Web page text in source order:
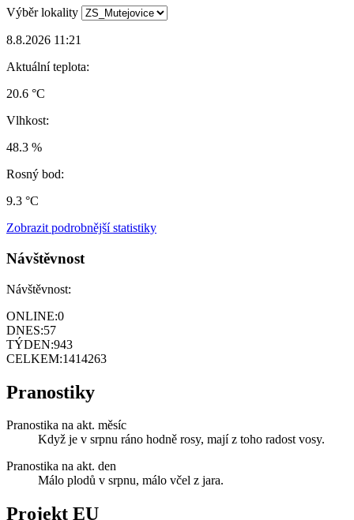
Výběr lokality
8.8.2026 11:21
Aktuální teplota:
20.6 °C
Vlhkost:
48.3 %
Rosný bod:
9.3 °C
Zobrazit podrobnější statistiky
Návštěvnost
Návštěvnost:
ONLINE:0
DNES:57
TÝDEN:943
CELKEM:1414263
Pranostiky
Pranostika na akt. měsíc
Když je v srpnu ráno hodně rosy, mají z toho radost vosy.
Pranostika na akt. den
Málo plodů v srpnu, málo včel z jara.
Projekt EU